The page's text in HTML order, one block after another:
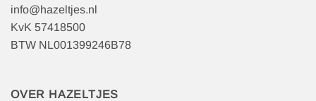
info@hazeltjes.nl
KvK 57418500
BTW NL001399246B78
OVER HAZELTJES